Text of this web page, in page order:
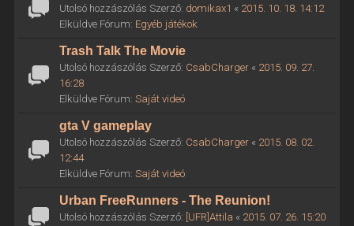
Utolsó hozzászólás Szerző: domikax1 « 2015. 10. 18. 14:12
Elküldve Fórum: Egyéb játékok
Trash Talk The Movie
Utolsó hozzászólás Szerző: CsabCharger« 2015. 09. 27.
16:28
Elküldve Fórum: Saját videó
gta V gameplay
Utolsó hozzászólás Szerző: CsabCharger« 2015. 08. 02.
12:44
Elküldve Fórum: Saját videó
Urban FreeRunners - The Reunion!
Utolsó hozzászólás Szerző: [UFR]Attila « 2015. 07. 26. 15:20